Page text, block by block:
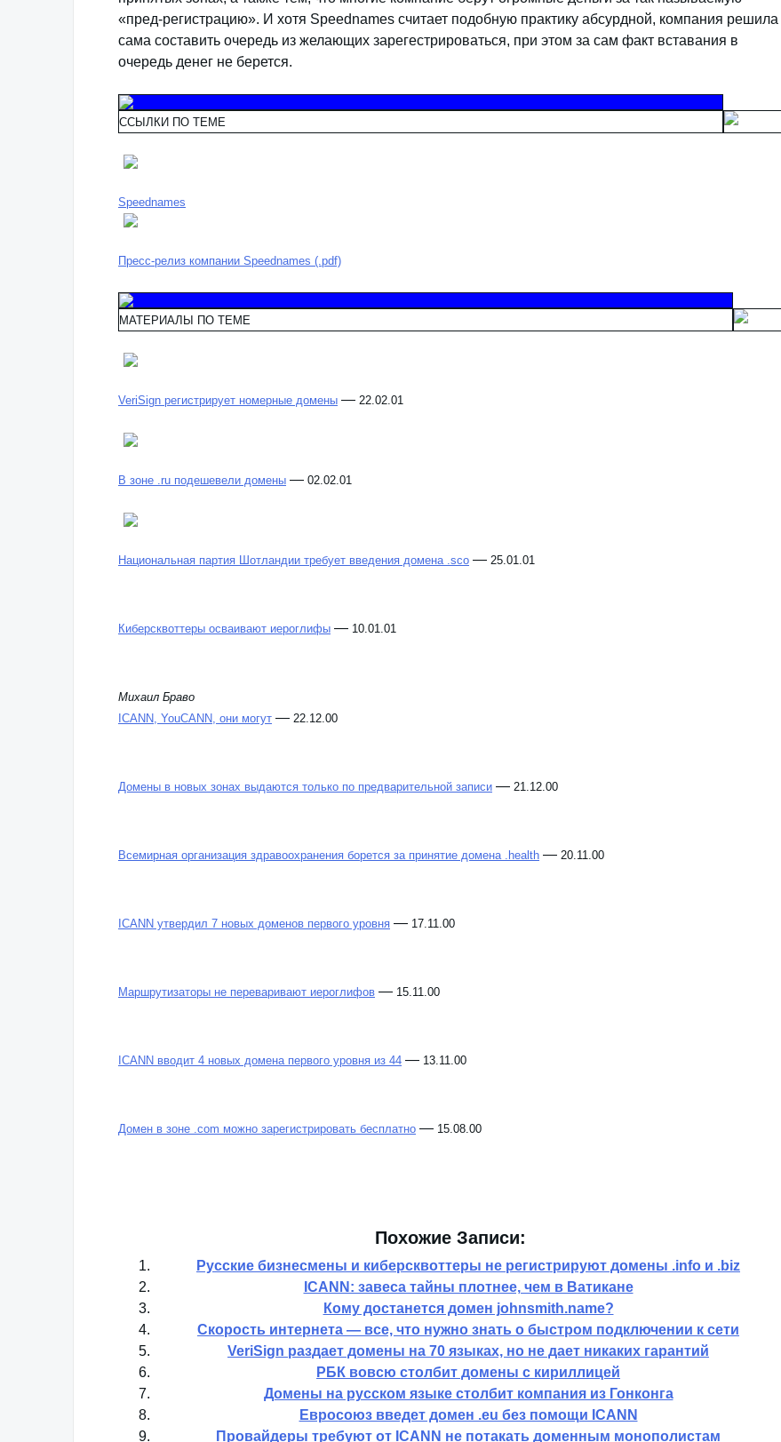
«пред-регистрацию». И хотя Speednames считает подобную практику абсурдной, компания решила
сама составить очередь из желающих зарегестрироваться, при этом за сам факт вставания в
очередь денег не берется.
ССЫЛКИ ПО ТЕМЕ
Speednames
Пресс-релиз компании Speednames (.pdf)
МАТЕРИАЛЫ ПО ТЕМЕ
VeriSign регистрирует номерные домены — 22.02.01
В зоне .ru подешевели домены — 02.02.01
Национальная партия Шотландии требует введения домена .sco — 25.01.01
Михаил Браво
Маршрутизаторы не переваривают иероглифов —15.11.00
Похожие Записи:
Русские бизнесмены и киберсквоттеры не регистрируют домены .info и .biz
ICANN: завеса тайны плотнее, чем в Ватикане
Кому достанется домен johnsmith.name?
Скорость интернета — все, что нужно знать о быстром подключении к сети